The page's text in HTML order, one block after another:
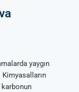
yaygın
karbonun